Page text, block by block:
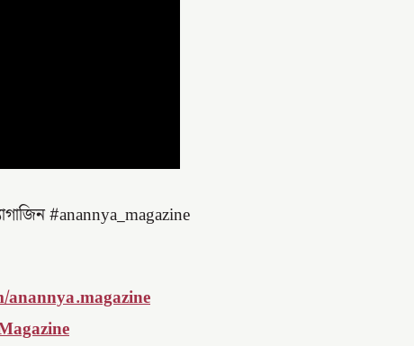
#anannya_magazine
anannya.magazine